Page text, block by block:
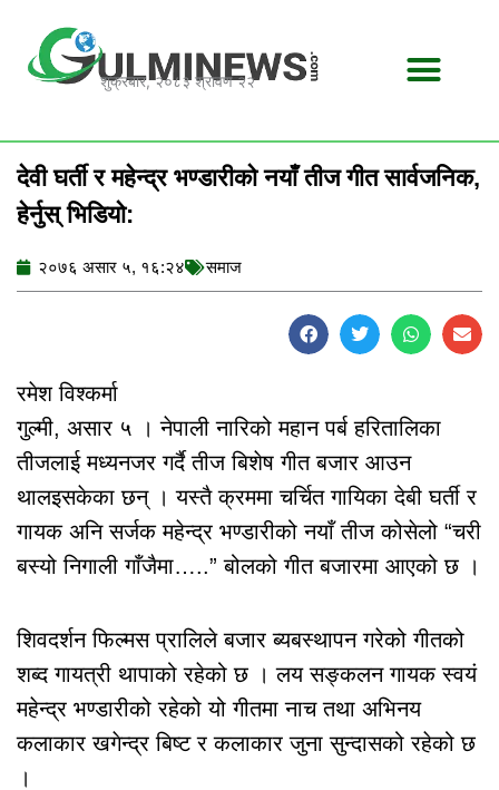
content
शुक्रबार, २०८३ श्रावण २२
देवी घर्ती र महेन्द्र भण्डारीको नयाँ तीज गीत सार्वजनिक,
हेर्नुस् भिडियो:
२०७६ असार ५, १६:२४ समाज
रमेश विश्कर्मा
गुल्मी, असार ५ । नेपाली नारिको महान पर्ब हरितालिका
तीजलाई मध्यनजर गर्दै तीज बिशेष गीत बजार आउन
थालइसकेका छन् । यस्तै क्रममा चर्चित गायिका देबी घर्ती र
गायक अनि सर्जक महेन्द्र भण्डारीको नयाँ तीज कोसेलो “चरी
बस्यो निगाली गाँजैमा…..” बोलको गीत बजारमा आएको छ ।
शिवदर्शन फिल्मस प्रालिले बजार ब्यबस्थापन गरेको गीतको
शब्द गायत्री थापाको रहेको छ । लय सङ्कलन गायक स्वयं
महेन्द्र भण्डारीको रहेको यो गीतमा नाच तथा अभिनय
कलाकार खगेन्द्र बिष्ट र कलाकार जुना सुन्दासको रहेको छ
।